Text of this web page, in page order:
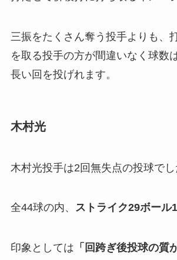
三振をたくさん奪う投手よりも、
を取る投手の方が間違いなく球数
長い回を投げれます。
木村光
木村光投手は2回無失点の投球でし
全44球の内、 ストライク29ボール
印象としては 「 回跨ぎ後投球の質